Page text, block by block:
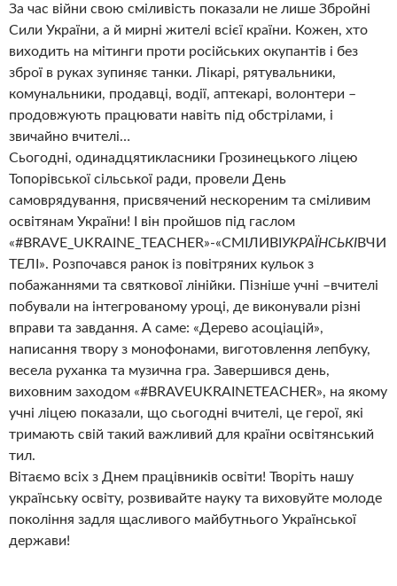
За час війни свою сміливість показали не лише Збройні
Сили України, а й мирні жителі всієї країни. Кожен, хто
виходить на мітинги проти російських окупантів і без
зброї в руках зупиняє танки. Лікарі, рятувальники,
комунальники, продавці, водії, аптекарі, волонтери –
продовжують працювати навіть під обстрілами, і
звичайно вчителі…
Сьогодні, одинадцятикласники Грозинецького ліцею
Топорівської сільської ради, провели День
самоврядування, присвячений нескореним та сміливим
освітянам України! І він пройшов під гаслом
«#BRAVE_UKRAINE_TEACHER»-«СМІЛИВІ УКРАЇНСЬКІВЧИ
ТЕЛІ». Розпочався ранок із повітряних кульок з
побажаннями та святкової лінійки. Пізніше учні –вчителі
побували на інтегрованому уроці, де виконували різні
вправи та завдання. А саме: «Дерево асоціацій»,
написання твору з монофонами, виготовлення лепбуку,
весела руханка та музична гра. Завершився день,
виховним заходом «#BRAVEUKRAINETEACHER», на якому
учні ліцею показали, що сьогодні вчителі, це герої, які
тримають свій такий важливий для країни освітянський
тил.
Вітаємо всіх з Днем працівників освіти! Творіть нашу
українську освіту, розвивайте науку та виховуйте молоде
покоління задля щасливого майбутнього Української
держави!